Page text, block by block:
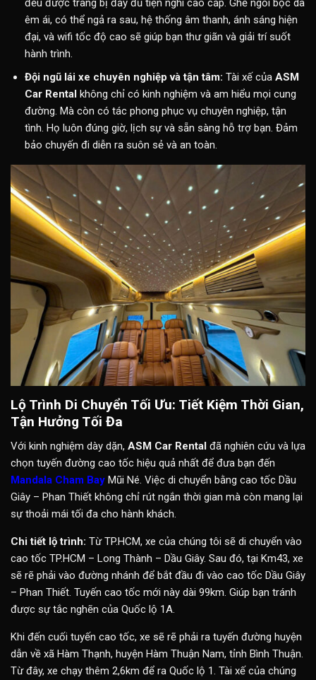
đều được trang bị đầy đủ tiện nghi cao cấp. Ghế ngồi bọc da
êm ái, có thể ngả ra sau, hệ thống âm thanh, ánh sáng hiện
đại, và wifi tốc độ cao sẽ giúp bạn thư giãn và giải trí suốt
hành trình.
Đội ngũ lái xe chuyên nghiệp và tận tâm: Tài xế của ASM
Car Rentalkhông chỉ có kinh nghiệm và am hiểu mọi cung
đường. Mà còn có tác phong phục vụ chuyên nghiệp, tận
tình. Họ luôn đúng giờ, lịch sự và sẵn sàng hỗ trợ bạn. Đảm
bảo chuyến đi diễn ra suôn sẻ và an toàn.
Lộ Trình Di Chuyển Tối Ưu: Tiết Kiệm Thời Gian,
Tận Hưởng Tối Đa
Với kinh nghiệm dày dặn, ASM Car Rental đã nghiên cứu và lựa
chọn tuyến đường cao tốc hiệu quả nhất để đưa bạn đến
Mandala Cham Bay Mũi Né. Việc di chuyển bằng cao tốc Dầu
Giây – Phan Thiết không chỉ rút ngắn thời gian mà còn mang lại
sự thoải mái tối đa cho hành khách.
Chi tiết lộ trình: Từ TP.HCM, xe của chúng tôi sẽ di chuyển vào
cao tốc TP.HCM – Long Thành – Dầu Giây. Sau đó, tại Km43, xe
sẽ rẽ phải vào đường nhánh để bắt đầu đi vào cao tốc Dầu Giây
– Phan Thiết. Tuyến cao tốc mới này dài 99km. Giúp bạn tránh
được sự tắc nghẽn của Quốc lộ 1A.
Khi đến cuối tuyến cao tốc, xe sẽ rẽ phải ra tuyến đường huyện
dẫn về xã Hàm Thạnh, huyện Hàm Thuận Nam, tỉnh Bình Thuận.
Từ đây, xe chạy thêm 2,6km để ra Quốc lộ 1. Tài xế của chúng